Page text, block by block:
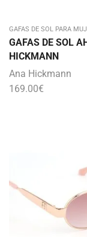
GAFAS DE SOL PARA
GAFAS DE SOL
HICKMANN
Ana Hickmann
169.00€